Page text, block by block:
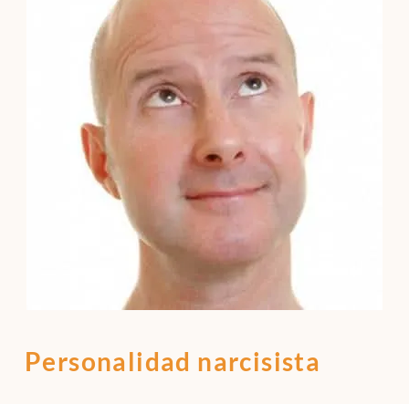
Localízanos
Solicita cita
Personalidad narcisista